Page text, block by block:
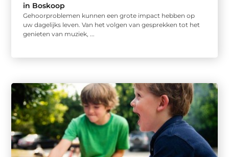
in Boskoop
Gehoorproblemen kunnen een grote impact hebben op
uw dagelijks leven. Van het volgen van gesprekken tot het
genieten van muziek, ...